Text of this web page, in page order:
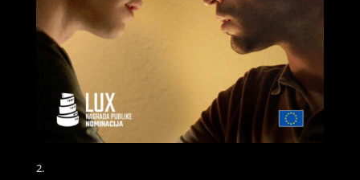
2.